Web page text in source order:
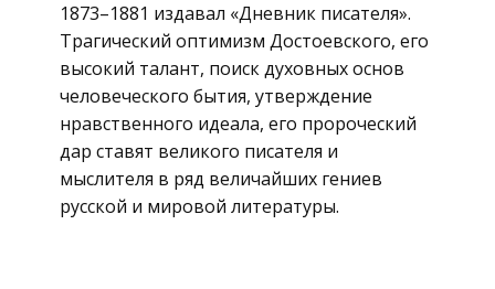
1873–1881 издавал «Дневник писателя».
Трагический оптимизм Достоевского, его
высокий талант, поиск духовных основ
человеческого бытия, утверждение
нравственного идеала, его пророческий
дар ставят великого писателя и
мыслителя в ряд величайших гениев
русской и мировой литературы.